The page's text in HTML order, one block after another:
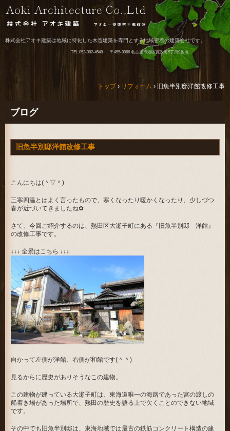
株式会社アオキ建築は地域に特化した木造建築を専門とする地域密着の建築会社です。
TEL.052-382-4548 〒455-0066 名古屋市港区寛政町5丁目9番地
トップ› リフォーム › 旧魚半別邸洋館改修工事
ブログ
旧魚半別邸洋館改修工事
こんにちは(＾▽＾)
三寒四温とはよく言ったもので、寒くなったり暖かくなったり、少しづつ
春が近づいてきましたね✿
さて、今回ご紹介するのは、熱田区大瀬子町にある『旧魚半別邸 洋館』
の改修工事です。
↓↓↓ 全景はこちら ↓↓↓
向かって左側が洋館、右側が和館です(＾＾)
見るからに歴史がありそうなこの建物。
この建物が建っている大瀬子町は、東海道唯一の海路であった宮の渡しの
船着き場があった場所で、熱田の歴史を語る上で欠くことのできない地域
です。
その中でも旧魚半別邸は、東海地域では最古の鉄筋コンクリート構造の建